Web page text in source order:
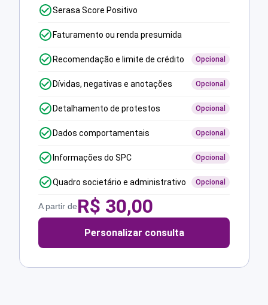
Serasa Score Positivo
Faturamento ou renda presumida
Recomendação e limite de crédito Opcional
Dívidas, negativas e anotações Opcional
Detalhamento de protestos Opcional
Dados comportamentais Opcional
Informações do SPC Opcional
Quadro societário e administrativo Opcional
A partir deR$ 30,00
Personalizar consulta